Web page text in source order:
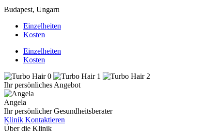
Budapest, Ungarn
Einzelheiten
Kosten
Einzelheiten
Kosten
Ihr persönliches Angebot
Angela
Ihr persönlicher Gesundheitsberater
Klinik Kontaktieren
Über die Klinik